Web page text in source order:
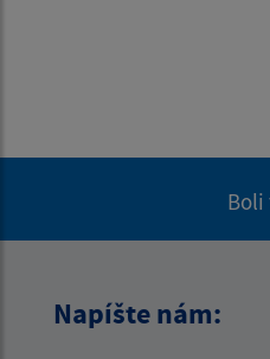
Boli
Napíšte nám: